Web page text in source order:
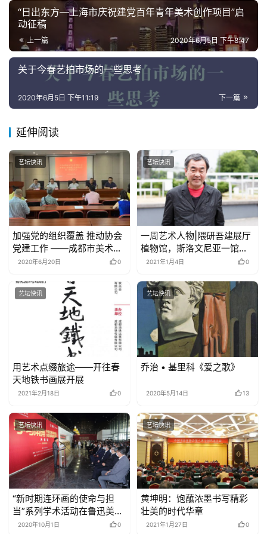
“日出东方—上海市庆祝建党百年青年美术创作项目”启
动征稿
上一篇 2020年6月5日 下午8:47
关于今春艺拍市场的一些思考
下一篇
2020年6月5日 下午11:19
延伸阅读
艺坛快讯
加强党的组织覆盖 推动协会
党建工作 ——成都市美术家
协会、成都市书法家协会成
2020年6月20日 0
艺坛快讯
一周艺术人物|隈研吾建展厅
植物馆，斯洛文尼亚一馆长
被解职
2021年1月4日 0
艺坛快讯
用艺术点缀旅途——开往春
天地铁书画展开展
2021年2月18日 0
艺坛快讯
乔治 • 基里科《爱之歌》
2020年5月14日 13
艺坛快讯
“新时期连环画的使命与担
当”系列学术活动在鲁迅美术
学院召开
2020年10月1日 0
艺坛快讯
黄坤明：饱蘸浓墨书写精彩
壮美的时代华章
2021年1月27日 0